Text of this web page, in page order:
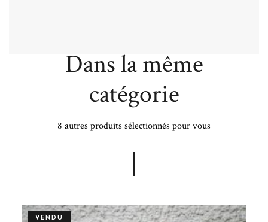
Dans la même
catégorie
8 autres produits sélectionnés pour vous
VENDU